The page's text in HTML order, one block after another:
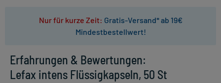
Nur für kurze Zeit: Gratis-Versand* ab 19€
Mindestbestellwert!
Erfahrungen & Bewertungen:
Lefax intens Flüssigkapseln, 50 St